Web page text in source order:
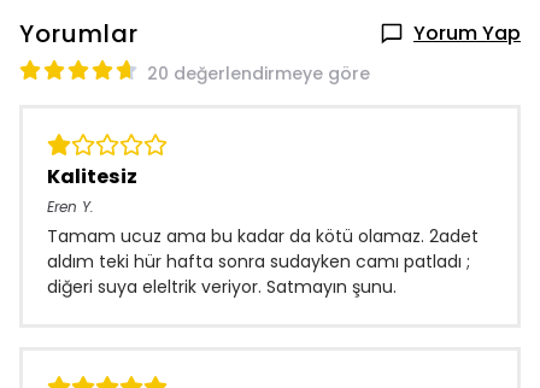
Yorumlar Yorum Yap
20 değerlendirmeye göre
Kalitesiz
Eren Y.
Tamam ucuz ama bu kadar da kötü olamaz. 2adet
aldım teki hür hafta sonra sudayken camı patladı ;
diğeri suya eleltrik veriyor. Satmayın şunu.